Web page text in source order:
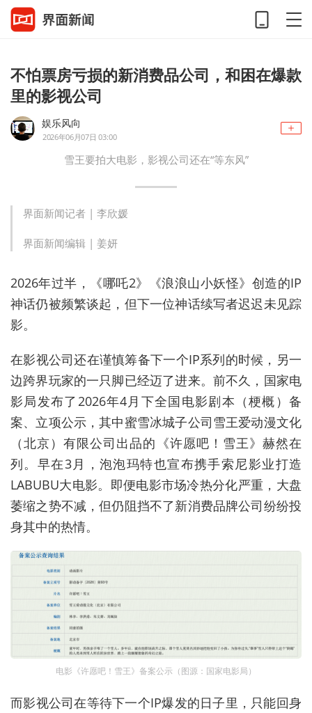
不怕票房亏损的新消费品公司，和困在爆款
里的影视公司
娱乐风向
2026年06月07日 03:00
雪王要拍大电影，影视公司还在“等东风”
界面新闻记者 | 李欣媛
界面新闻编辑 | 姜妍
2026年过半，《哪吒2》《浪浪山小妖怪》创造的IP
神话仍被频繁谈起，但下一位神话续写者迟迟未见踪
影。
在影视公司还在谨慎筹备下一个IP系列的时候，另一
边跨界玩家的一只脚已经迈了进来。前不久，国家电
影局发布了2026年4月下全国电影剧本（梗概）备
案、立项公示，其中蜜雪冰城子公司雪王爱动漫文化
（北京）有限公司出品的《许愿吧！雪王》赫然在
列。早在3月，泡泡玛特也宣布携手索尼影业打造
LABUBU大电影。即便电影市场冷热分化严重， 大盘
萎缩之势不减，但仍阻挡不了新消费品牌公司纷纷投
身其中的热情。
电影《许愿吧！雪王》备案公示（图源：国家电影局）
而影视公司在等待下一个IP爆发的日子里，只能回身